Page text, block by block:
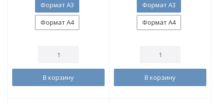
Формат А3
Формат А4
В корзину
Формат А3
Формат А4
В корзину